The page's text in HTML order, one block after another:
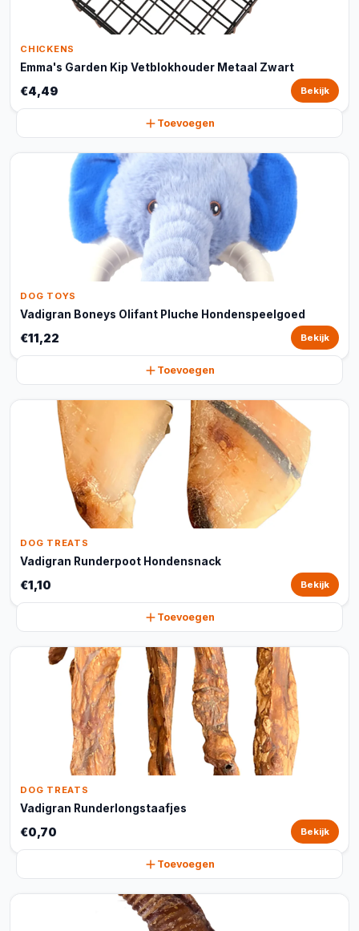
CHICKENS
Emma's Garden Kip Vetblokhouder Metaal Zwart
€4,49 Bekijk
Toevoegen
DOG TOYS
Vadigran Boneys Olifant Pluche Hondenspeelgoed
€11,22 Bekijk
Toevoegen
DOG TREATS
Vadigran Runderpoot Hondensnack
€1,10 Bekijk
Toevoegen
DOG TREATS
Vadigran Runderlongstaafjes
€0,70 Bekijk
Toevoegen